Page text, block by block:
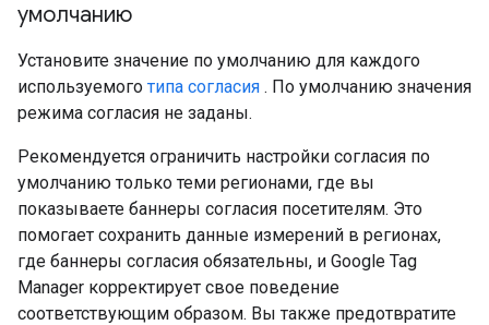
умолчанию
Установите значение по умолчанию для каждого
используемого типа согласия . По умолчанию значения
режима согласия не заданы.
Рекомендуется ограничить настройки согласия по
умолчанию только теми регионами, где вы
показываете баннеры согласия посетителям. Это
помогает сохранить данные измерений в регионах,
где баннеры согласия обязательны, и Google Tag
Manager корректирует свое поведение
соответствующим образом. Вы также предотвратите